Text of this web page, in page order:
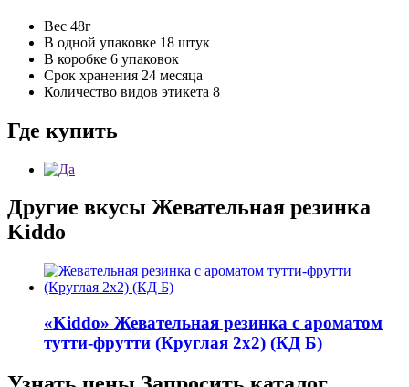
Вес 48г
В одной упаковке 18 штук
В коробке 6 упаковок
Срок хранения 24 месяца
Количество видов этикета 8
Где купить
Другие вкусы Жевательная резинка
Kiddo
«Kiddo» Жевательная резинка с ароматом
тутти-фрутти (Круглая 2х2) (КД Б)